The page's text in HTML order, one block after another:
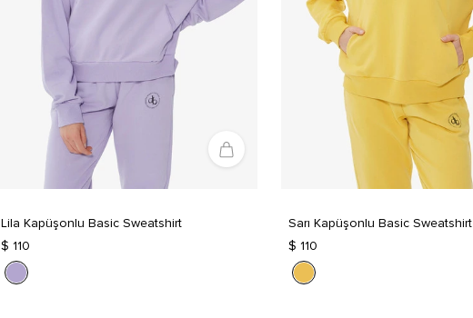
Lila Kapüşonlu Basic Sweatshirt
$ 110
Sarı Kapüşonlu Basic Sweatshirt
$ 110